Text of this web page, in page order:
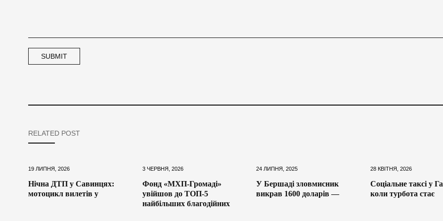
RELATED POST
19 ЛИПНЯ, 2026
Нічна ДТП у Савинцях:
мотоцикл вилетів у
3 ЧЕРВНЯ, 2026
Фонд «МХП-Громаді»
увійшов до ТОП-5
найбільших благодійних
24 ЛИПНЯ, 2025
У Бершаді зловмисник
викрав 1600 доларів —
28 КВІТНЯ, 2026
Соціальне таксі у
коли турбота стає